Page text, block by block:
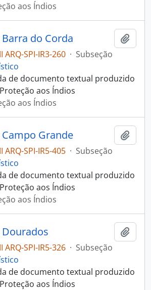
aos Índios
do Corda
ARQ-SPI-IR3-260 · Subseção
de documento textual produzido
aos Índios
aos Índios
Grande
ARQ-SPI-IR5-405 · Subseção
de documento textual produzido
aos Índios
aos Índios
ARQ-SPI-IR5-326 · Subseção
de documento textual produzido
aos Índios